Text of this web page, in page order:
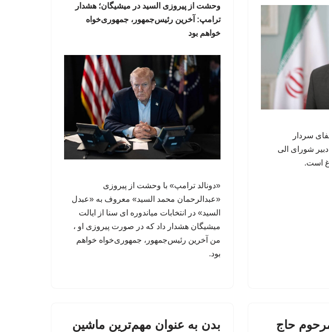
سردار
شورای الی
است.
وحشت از پیروزی السید در میشیگان؛ هشدار
ترامپ: آخرین رئیس‌جمهور، جمهوری‌خواه
خواهم بود
«دونالد ترامپ» با وحشت از پیروزی
«عبدالرحمان محمد السید» معروف به «عبدل
السید» در انتخابات میاندوره ای سنا از ایالت
میشیگان هشدار داد که در صورت پیروزی او ،
من آخرین رئیس‌جمهور، جمهوری‌‍‌خواه خواهم
بود.
حاج
بدن به عنوان مهم‌ترین ماشین